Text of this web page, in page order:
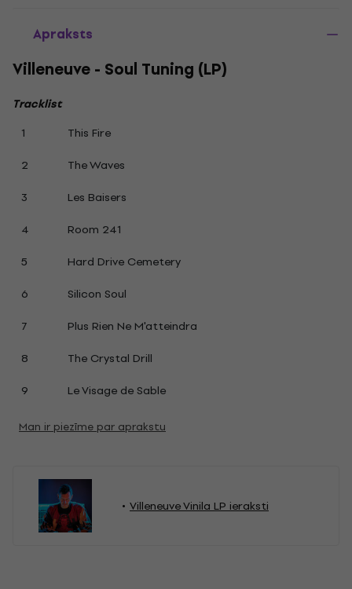
Apraksts
Villeneuve - Soul Tuning (LP)
Tracklist
1
This Fire
2
The Waves
3
Les Baisers
4
Room 241
5
Hard Drive Cemetery
6
Silicon Soul
7
Plus Rien Ne M'atteindra
8
The Crystal Drill
9
Le Visage de Sable
Man ir piezīme par aprakstu
Villeneuve Vinila LP ieraksti